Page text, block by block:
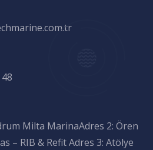
2: Ören Setur Marinas – RIB & Refit Adres 3: Atölye – Milas Sanayi Sitesi